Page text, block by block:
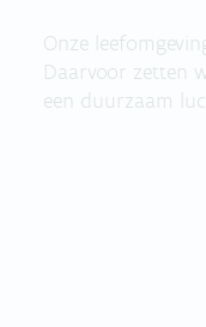
Onze
Daarvoor zetten
een duurzaam